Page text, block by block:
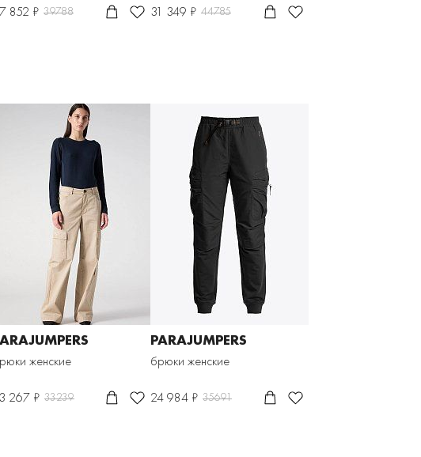
852 ₽ 39788 31 349 ₽ 44785
женские
267 ₽ 33239
PARAJUMPERS
брюки женские
24 984 ₽ 35691